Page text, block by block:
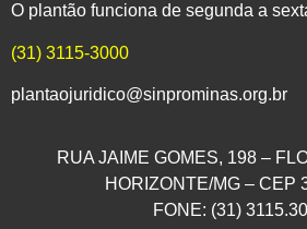
O plantão funciona de segunda a
(31) 3115-3000
plantaojuridico@sinprominas.org.br
RUA JAIME GOMES, 198 –
HORIZONTE/MG – CEP
FONE: (31)